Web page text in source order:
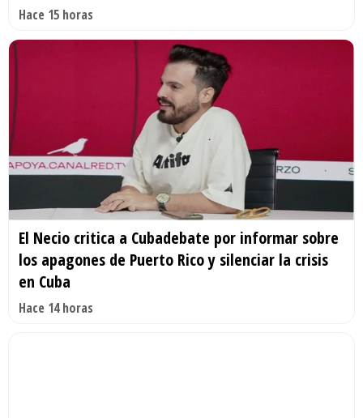
Hace 15 horas
El Necio critica a Cubadebate por informar sobre
los apagones de Puerto Rico y silenciar la crisis
en Cuba
Hace 14 horas